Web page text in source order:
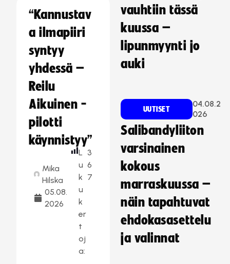
“Kannustav
a ilmapiiri
syntyy
yhdessä –
Reilu
Aikuinen -
pilotti
käynnistyy”
Mika
Hilska
05.08.
2026
L
u
k
u
k
er
t
oj
a:
3
6
7
vauhtiin tässä
kuussa –
lipunmyynti jo
auki
UUTISET
04.08.2
026
Salibandyliiton
varsinainen
kokous
marraskuussa –
näin tapahtuvat
ehdokasasettelu
ja valinnat